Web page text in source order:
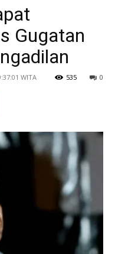
Gugatan
WITA 0
535